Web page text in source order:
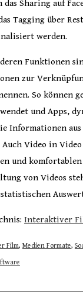
Sharing auf
Tagging über
werden.
Funktionen
zur
So können
und Apps,
Informationen
Video in
und
von Videos
Interaktiver
Film, Medien Formate,